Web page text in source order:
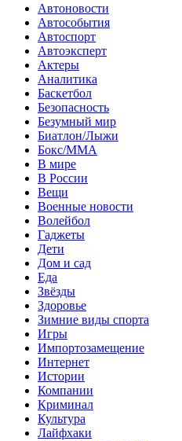
Автоновости
Автособытия
Автоспорт
Автоэксперт
Актеры
Аналитика
Баскетбол
Безопасность
Безумный мир
Биатлон/Лыжи
Бокс/MMA
В мире
В России
Вещи
Военные новости
Волейбол
Гаджеты
Дети
Дом и сад
Еда
Звёзды
Здоровье
Зимние виды спорта
Игры
Импортозамещение
Интернет
Истории
Компании
Криминал
Культура
Лайфхаки